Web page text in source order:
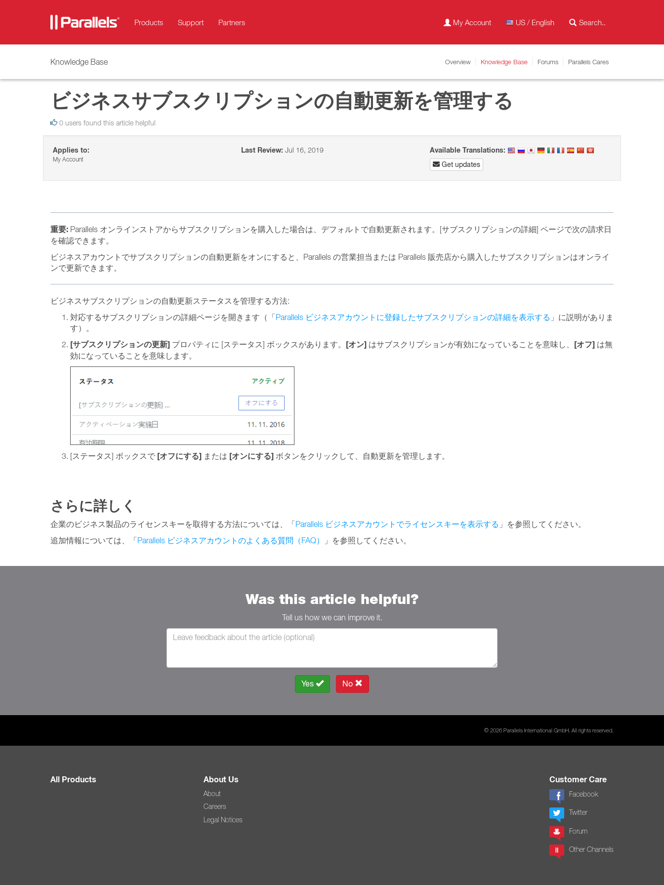
Products Support Partners My Account US / English
Knowledge Base Overview Knowledge Base Forums Parallels Cares
ビジネスサブスクリプションの自動更新を管理する
0 users found this article helpful
Applies to:
My Account
Last Review: Jul 16, 2019
Available Translations:
Get updates
重要: Parallels オンラインストアからサブスクリプションを購入した場合は、デフォルトで自動更新されます。[サブスクリプションの詳細] ページで次の請求日
を確認できます。
ビジネスアカウントでサブスクリプションの自動更新をオンにすると、Parallels の営業担当または Parallels 販売店から購入したサブスクリプションはオンライ
ンで更新できます。
ビジネスサブスクリプションの自動更新ステータスを管理する方法:
対応するサブスクリプションの詳細ページを開きます（「Parallels ビジネスアカウントに登録したサブスクリプションの詳細を表示する 」に説明がありま
す）。
[サブスクリプションの更新] プロパティに [ステータス] ボックスがあります。 [オン] はサブスクリプションが有効になっていることを意味し、 [オフ] は無
効になっていることを意味します。
[ステータス] ボックスで [オフにする] または [オンにする] ボタンをクリックして、自動更新を管理します。
さらに詳しく
企業のビジネス製品のライセンスキーを取得する方法については、「Parallels ビジネスアカウントでライセンスキーを表示する 」を参照してください。
追加情報については、「Parallels ビジネスアカウントのよくある質問（FAQ） 」を参照してください。
Was this article helpful?
Tell us how we can improve it.
Yes No
© 2026 Parallels International GmbH. All rights reserved.
All Products About Us
About
Careers
Legal Notices
Customer Care
Facebook
Twitter
Forum
Other Channels